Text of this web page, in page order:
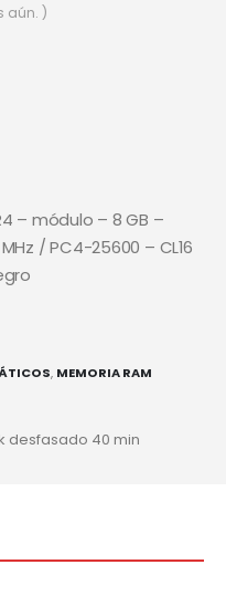
aún. )
– módulo – 8 GB –
/ PC4-25600 – CL16
, MEMORIA RAM
desfasado 40 min